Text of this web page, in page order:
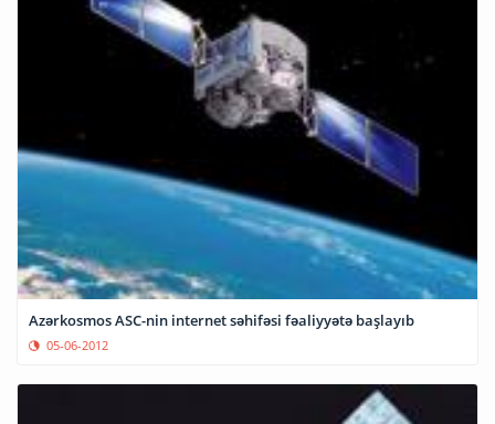
Azərkosmos ASC-nin internet səhifəsi fəaliyyətə başlayıb
05-06-2012